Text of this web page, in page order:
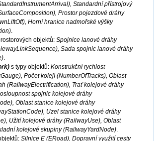
Standardní přístrojový
Prostor pojezdové dráhy
Horní hranice nadmořské výšky
.
objektů: Spojnice lanové dráhy
Sada spojnic lanové dráhy
.
s typy objektů: Konstrukční rychlost
Počet kolejí (NumberOfTracks), Oblast
(RailwayElectrification), Trať kolejové dráhy
spojnic kolejové dráhy
Oblast stanice kolejové dráhy
Uzel stanice kolejové dráhy
Užití kolejové dráhy (RailwayUse), Oblast
kolejové skupiny (RailwayYardNode).
Silnice E (ERoad), Dopravní využití cesty